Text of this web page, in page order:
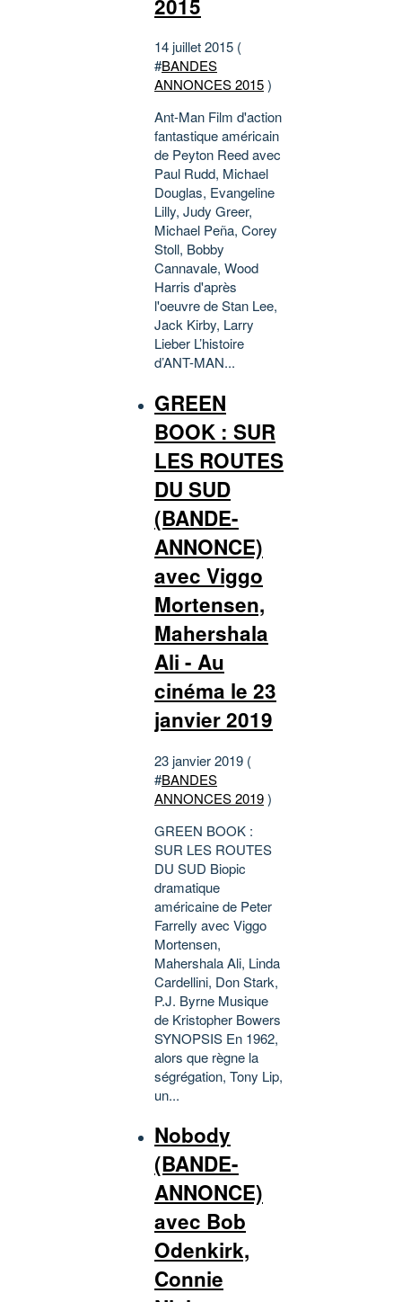
2015
14 juillet 2015 (
#BANDES
ANNONCES 2015)
Ant-Man Film d'action
fantastique américain
de Peyton Reed avec
Paul Rudd, Michael
Douglas, Evangeline
Lilly, Judy Greer,
Michael Peña, Corey
Stoll, Bobby
Cannavale, Wood
Harris d'après
l'oeuvre de Stan Lee,
Jack Kirby, Larry
Lieber L’histoire
d’ANT-MAN...
GREEN
BOOK : SUR
LES ROUTES
DU SUD
(BANDE-
ANNONCE)
avec Viggo
Mortensen,
Mahershala
Ali - Au
cinéma le 23
janvier 2019
23 janvier 2019 (
#BANDES
ANNONCES 2019)
GREEN BOOK :
SUR LES ROUTES
DU SUD Biopic
dramatique
américaine de Peter
Farrelly avec Viggo
Mortensen,
Mahershala Ali, Linda
Cardellini, Don Stark,
P.J. Byrne Musique
de Kristopher Bowers
SYNOPSIS En 1962,
alors que règne la
ségrégation, Tony Lip,
un...
Nobody
(BANDE-
ANNONCE)
avec Bob
Odenkirk,
Connie